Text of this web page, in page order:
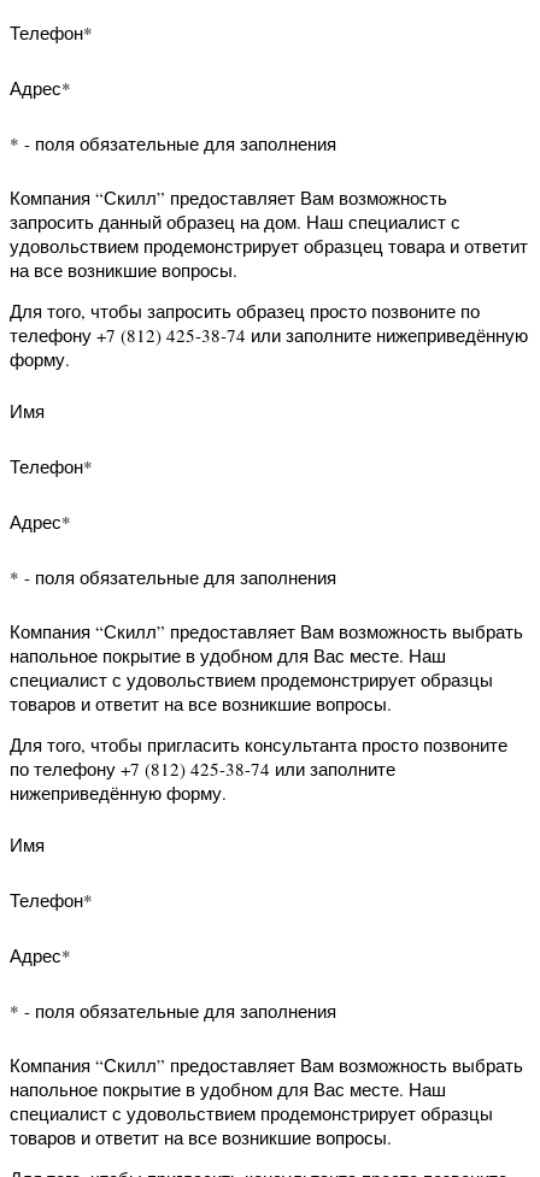
возможность запросить данный
образец на дом. Наш специалист с
удовольствием продемонстрирует
образцец товара и ответит на все
Для того, чтобы запросить образец
просто позвоните по телефону +7
(812) 425-38-74 или заполните
нижеприведённую форму.
Имя
Адрес*
* - поля обязательные для заполнения
Компания “Скилл” предоставляет Вам
возможность запросить данный
образец на дом. Наш специалист с
образцец товара и ответит на все
возникшие вопросы.
Для того, чтобы запросить образец
(812) 425-38-74 или заполните
нижеприведённую форму.
Имя